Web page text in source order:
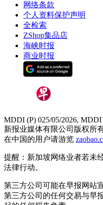
网络条款
个人资料保护声明
全检索
ZShop集品店
海峡时报
商业时报
MDDI (P) 025/05/2026, MDDI
新报业媒体有限公司版权所
在中国的用户请游览
提醒：新加坡网络业者若未
法律行动。
第三方公司可能在早报网站
第三方公司的任何交易与早